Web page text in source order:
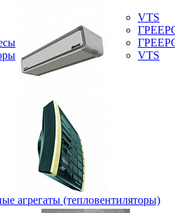
VTS
VTS
агрегаты (тепловентиляторы)